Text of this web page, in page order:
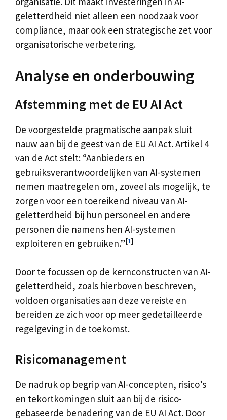
geletterdheid niet alleen een noodzaak voor
compliance, maar ook een strategische zet voor
organisatorische verbetering.
Analyse en onderbouwing
Afstemming met de EU AI Act
De voorgestelde pragmatische aanpak sluit
nauw aan bij de geest van de EU AI Act. Artikel 4
van de Act stelt: “Aanbieders en
gebruiksverantwoordelijken van AI-systemen
nemen maatregelen om, zoveel als mogelijk, te
zorgen voor een toereikend niveau van AI-
geletterdheid bij hun personeel en andere
personen die namens hen AI-systemen
exploiteren en gebruiken.”[1]
Door te focussen op de kernconstructen van AI-
geletterdheid, zoals hierboven beschreven,
voldoen organisaties aan deze vereiste en
bereiden ze zich voor op meer gedetailleerde
regelgeving in de toekomst.
Risicomanagement
De nadruk op begrip van AI-concepten, risico’s
en tekortkomingen sluit aan bij de risico-
gebaseerde benadering van de EU AI Act. Door